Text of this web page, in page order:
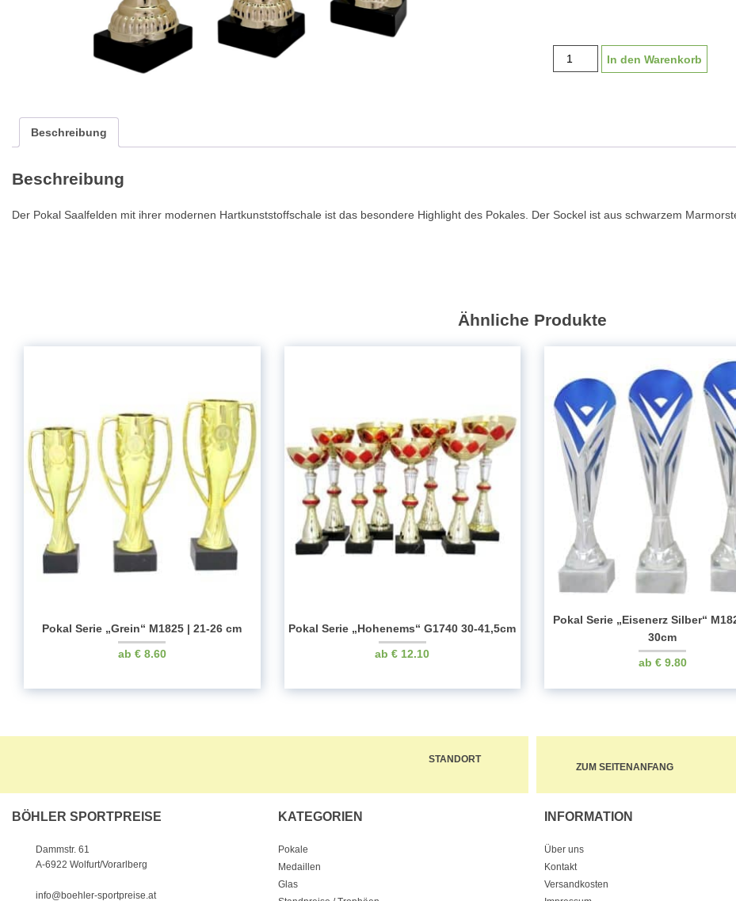
Pokal
"Saalfelden"
In den Warenkorb
Beschreibung
Beschreibung
Der Pokal Saalfelden mit ihrer modernen Hartkunststoffschale ist das besondere Highlight des Pokales. Der Sockel ist aus schwarzem
Ähnliche Produkte
Pokal Serie „Grein“ M1825 | 21-26 cm
€8.60
Pokal Serie „Hohenems“ G1740 30-41,5cm
€ 12.10
Pokal Serie „Eisenerz Silber“
30cm
€9.80
STANDORT
ZUM SEITENANFANG
BÖHLER SPORTPREISE
Dammstr. 61
A-6922 Wolfurt/Vorarlberg
info@boehler-sportpreise.at
KATEGORIEN
Pokale
Medaillen
Glas
INFORMATION
Über uns
Kontakt
Versandkosten